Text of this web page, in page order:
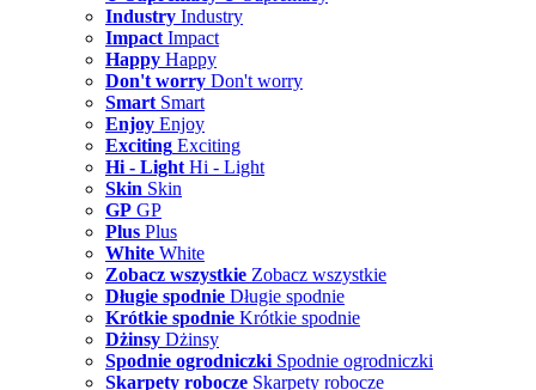
Industry Industry
Impact Impact
Happy Happy
Don't worry Don't worry
Smart Smart
Enjoy Enjoy
Exciting Exciting
Hi - Light Hi - Light
Skin Skin
GP GP
Plus Plus
White White
Zobacz wszystkie Zobacz wszystkie
Długie spodnie Długie spodnie
Krótkie spodnie Krótkie spodnie
Dżinsy Dżinsy
Spodnie ogrodniczki Spodnie ogrodniczki
Skarpety robocze Skarpety robocze